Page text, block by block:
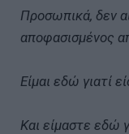
Προσωπικά, δεν
αποφασισμένος
Είμαι εδώ γιατί
Και είμαστε εδώ